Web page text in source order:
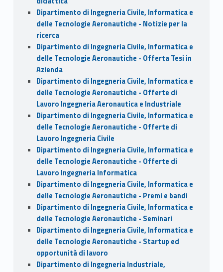
Dipartimento di Ingegneria Civile, Informatica e
delle Tecnologie Aeronautiche - Notizie per la
ricerca
Dipartimento di Ingegneria Civile, Informatica e
delle Tecnologie Aeronautiche - Offerta Tesi in
Azienda
Dipartimento di Ingegneria Civile, Informatica e
delle Tecnologie Aeronautiche - Offerte di
Lavoro Ingegneria Aeronautica e Industriale
Dipartimento di Ingegneria Civile, Informatica e
delle Tecnologie Aeronautiche - Offerte di
Lavoro Ingegneria Civile
Dipartimento di Ingegneria Civile, Informatica e
delle Tecnologie Aeronautiche - Offerte di
Lavoro Ingegneria Informatica
Dipartimento di Ingegneria Civile, Informatica e
delle Tecnologie Aeronautiche - Premi e bandi
Dipartimento di Ingegneria Civile, Informatica e
delle Tecnologie Aeronautiche - Seminari
Dipartimento di Ingegneria Civile, Informatica e
delle Tecnologie Aeronautiche - Startup ed
opportunità di lavoro
Dipartimento di Ingegneria Industriale,